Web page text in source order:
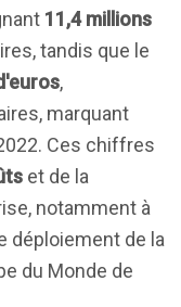
11,4 millions
tandis que le
,
marquant
Ces chiffres
et de la
notamment à
déploiement de la
du Monde de